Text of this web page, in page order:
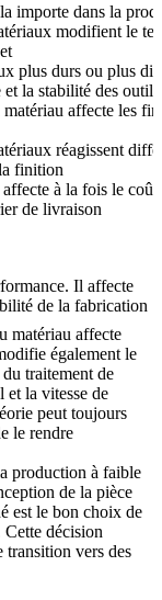
importe dans la
modifient le
plus durs ou plus
la stabilité des outils
affecte les
réagissent
finition
à la fois le
de livraison
Il affecte
de la fabrication
matériau affecte
également le
traitement de
et la vitesse de
peut toujours
le rendre
production à faible
de la pièce
est le bon choix de
décision
transition vers des